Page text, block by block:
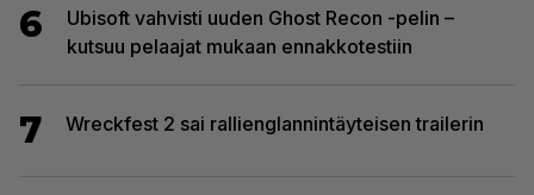
6
Ubisoft vahvisti uuden Ghost Recon -pelin –
kutsuu pelaajat mukaan ennakkotestiin
7 Wreckfest 2 sai rallienglannintäyteisen trailerin